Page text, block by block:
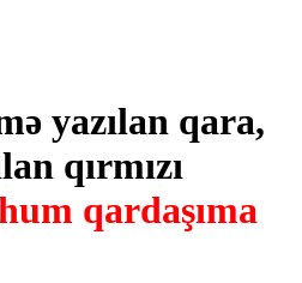
yazılan qara,
qırmızı
qardaşıma